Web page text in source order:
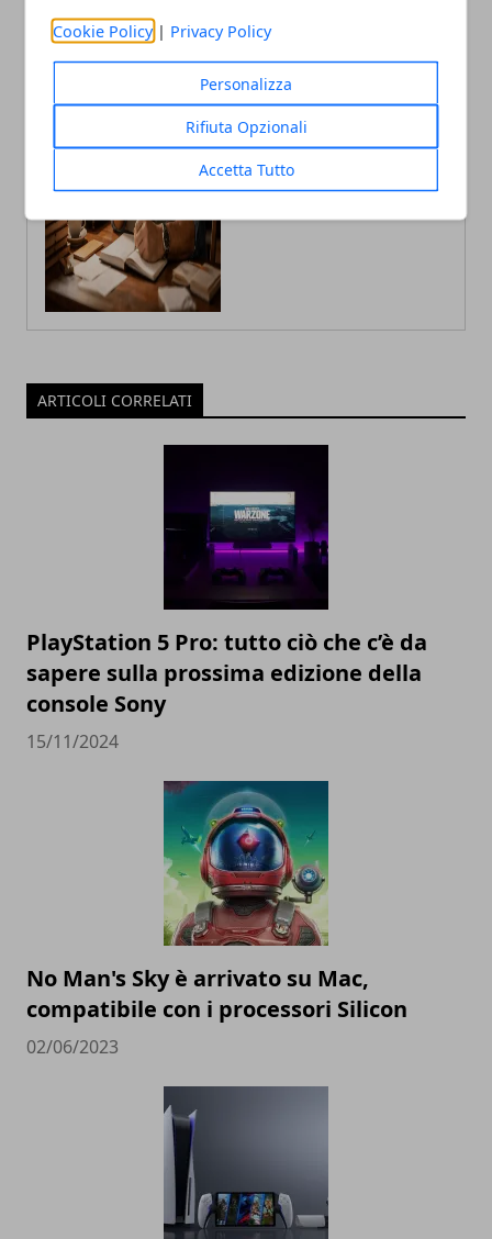
Cookie Policy | Privacy Policy
Personalizza
Rifiuta Opzionali
Accetta Tutto
Claudio Banfi
passione notizie dal mondo della
tecnologia portando in Italia le
ultime novità dal mondo.
ARTICOLI CORRELATI
PlayStation 5 Pro: tutto ciò che c’è da
sapere sulla prossima edizione della
console Sony
15/11/2024
No Man's Sky è arrivato su Mac,
compatibile con i processori Silicon
02/06/2023